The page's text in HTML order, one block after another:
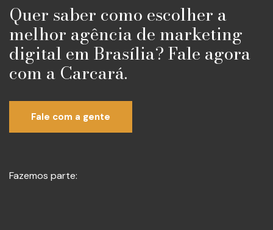
Quer saber como escolher a
melhor agência de marketing
digital em Brasília? Fale agora
com a Carcará.
Fale com a gente
Fazemos parte: